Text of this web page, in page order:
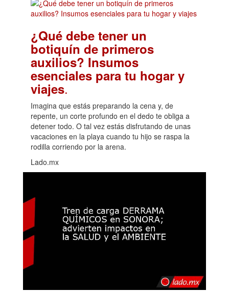
¿Qué debe tener un
botiquín de primeros
auxilios? Insumos
esenciales para tu hogar y
viajes.
Imagina que estás preparando la cena y, de
repente, un corte profundo en el dedo te obliga a
detener todo. O tal vez estás disfrutando de unas
vacaciones en la playa cuando tu hijo se raspa la
rodilla corriendo por la arena.
Lado.mx